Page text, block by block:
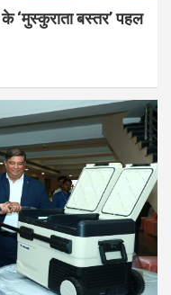
‘मुस्कुराता बस्तर’ पहल